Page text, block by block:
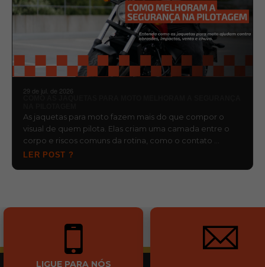
29 de jul. de 2026
As jaquetas para moto fazem mais do que compor o
visual de quem pilota. Elas criam uma camada entre o
corpo e riscos comuns da rotina, como o contato …
LER POST ?
LIGUE PARA NÓS